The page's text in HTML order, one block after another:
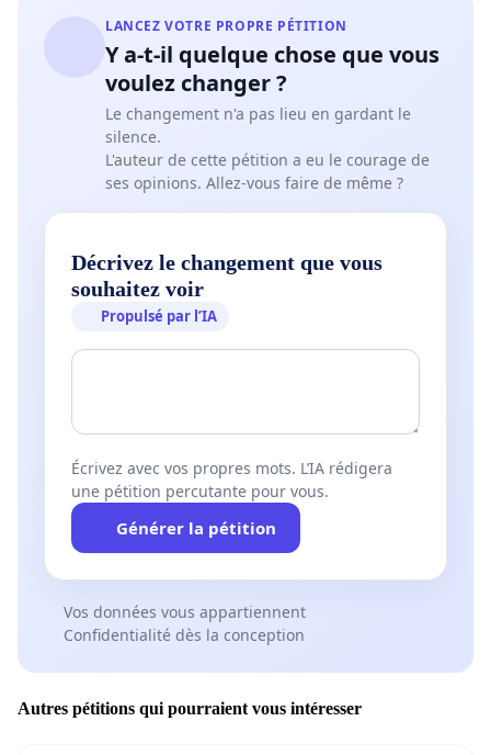
LANCEZ VOTRE PROPRE PÉTITION
Y a-t-il quelque chose que vous
voulez changer ?
Le changement n'a pas lieu en gardant le
silence.
L'auteur de cette pétition a eu le courage de
ses opinions. Allez-vous faire de même ?
Décrivez le changement que vous
souhaitez voir
Propulsé par l’IA
Écrivez avec vos propres mots. L’IA rédigera
une pétition percutante pour vous.
Générer la pétition
Vos données vous appartiennent
Confidentialité dès la conception
Autres pétitions qui pourraient vous intéresser